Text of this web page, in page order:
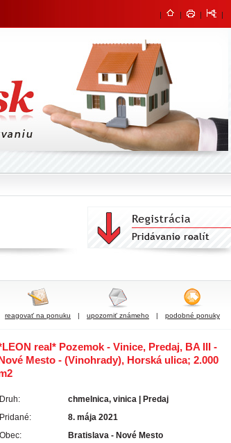
| | | |
reagovať na ponuku | upozorniť známeho | podobné ponuky
real* Pozemok - Vinice, Predaj, BA III -
Mesto - (Vinohrady), Horská ulica; 2.000
Druh:
chmelnica, vinica | Predaj
Pridané:
8. mája 2021
Obec:
Bratislava - Nové Mesto